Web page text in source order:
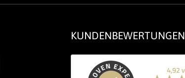
KUNDENBEWERTUNGEN